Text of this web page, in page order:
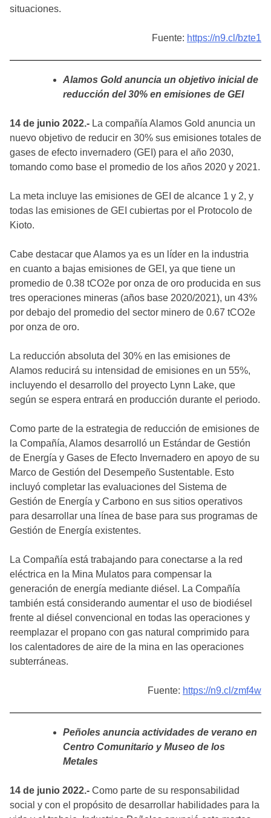
situaciones.
Fuente: https://n9.cl/bzte1
Alamos Gold anuncia un objetivo inicial de
reducción del 30% en emisiones de GEI
14 de junio 2022.- La compañía Alamos Gold anuncia un
nuevo objetivo de reducir en 30% sus emisiones totales de
gases de efecto invernadero (GEI) para el año 2030,
tomando como base el promedio de los años 2020 y 2021.
La meta incluye las emisiones de GEI de alcance 1 y 2, y
todas las emisiones de GEI cubiertas por el Protocolo de
Kioto.
Cabe destacar que Alamos ya es un líder en la industria
en cuanto a bajas emisiones de GEI, ya que tiene un
promedio de 0.38 tCO2e por onza de oro producida en sus
tres operaciones mineras (años base 2020/2021), un 43%
por debajo del promedio del sector minero de 0.67 tCO2e
por onza de oro.
La reducción absoluta del 30% en las emisiones de
Alamos reducirá su intensidad de emisiones en un 55%,
incluyendo el desarrollo del proyecto Lynn Lake, que
según se espera entrará en producción durante el periodo.
Como parte de la estrategia de reducción de emisiones de
la Compañía, Alamos desarrolló un Estándar de Gestión
de Energía y Gases de Efecto Invernadero en apoyo de su
Marco de Gestión del Desempeño Sustentable. Esto
incluyó completar las evaluaciones del Sistema de
Gestión de Energía y Carbono en sus sitios operativos
para desarrollar una línea de base para sus programas de
Gestión de Energía existentes.
La Compañía está trabajando para conectarse a la red
eléctrica en la Mina Mulatos para compensar la
generación de energía mediante diésel. La Compañía
también está considerando aumentar el uso de biodiésel
frente al diésel convencional en todas las operaciones y
reemplazar el propano con gas natural comprimido para
los calentadores de aire de la mina en las operaciones
subterráneas.
Fuente: https://n9.cl/zmf4w
Peñoles anuncia actividades de verano en
Centro Comunitario y Museo de los
Metales
14 de junio 2022.- Como parte de su responsabilidad
social y con el propósito de desarrollar habilidades para la